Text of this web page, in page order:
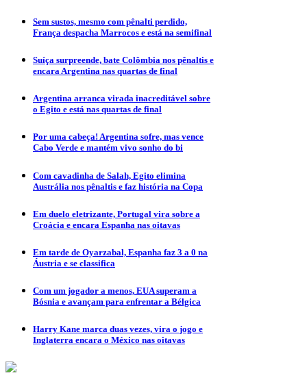
Sem sustos, mesmo com pênalti perdido,
França despacha Marrocos e está na semifinal
Suíça surpreende, bate Colômbia nos pênaltis e
encara Argentina nas quartas de final
Argentina arranca virada inacreditável sobre
o Egito e está nas quartas de final
Por uma cabeça! Argentina sofre, mas vence
Cabo Verde e mantém vivo sonho do bi
Com cavadinha de Salah, Egito elimina
Austrália nos pênaltis e faz história na Copa
Em duelo eletrizante, Portugal vira sobre a
Croácia e encara Espanha nas oitavas
Em tarde de Oyarzabal, Espanha faz 3 a 0 na
Áustria e se classifica
Com um jogador a menos, EUA superam a
Bósnia e avançam para enfrentar a Bélgica
Harry Kane marca duas vezes, vira o jogo e
Inglaterra encara o México nas oitavas